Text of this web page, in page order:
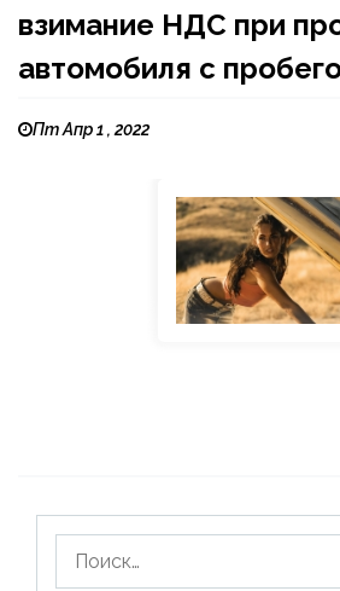
взимание НДС при
автомобиля с
Пт Апр 1 , 2022